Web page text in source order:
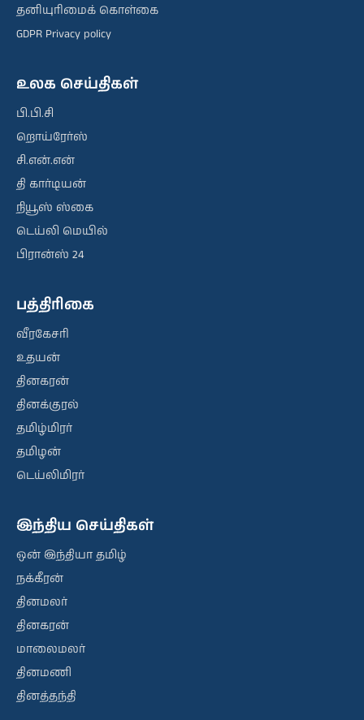
தனியுரிமைக் கொள்கை
GDPR Privacy policy
உலக செய்திகள்
பி.பி.சி
றொய்ரேர்ஸ்
சி.என்.என்
தி கார்டியன்
நியூஸ் ஸ்கை
டெய்லி மெயில்
பிரான்ஸ் 24
பத்திரிகை
வீரகேசரி
உதயன்
தினகரன்
தினக்குரல்
தமிழ்மிரர்
தமிழன்
டெய்லிமிரர்
இந்திய செய்திகள்
ஒன் இந்தியா தமிழ்
நக்கீரன்
தினமலர்
தினகரன்
மாலைமலர்
தினமணி
தினத்தந்தி